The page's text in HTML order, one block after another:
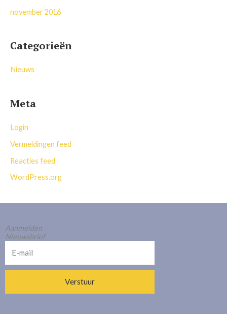
november 2016
Categorieën
Nieuws
Meta
Login
Vermeldingen feed
Reacties feed
WordPress.org
Aanmelden
Nieuwsbrief
mail
Verstuur